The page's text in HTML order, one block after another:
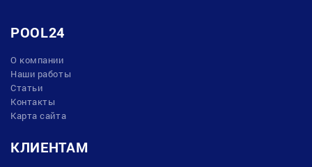
POOL24
О компании
Наши работы
Статьи
Контакты
Карта сайта
КЛИЕНТАМ